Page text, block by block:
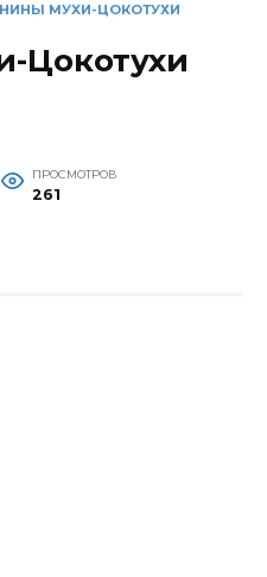
МУХИ-ЦОКОТУХИ
Цокотухи
ПРОСМОТРОВ
261